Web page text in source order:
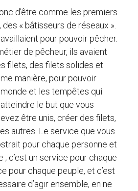
d’être comme les premiers
« bâtisseurs de réseaux ».
pour pouvoir pêcher.
de pêcheur, ils avaient
filets, des filets solides et
manière, pour pouvoir
et les tempêtes qui
le but que vous
être unis, créer des filets,
autres. Le service que vous
pour chaque personne et
; c’est un service pour chaque
pour chaque peuple, et c’est
d’agir ensemble, en ne